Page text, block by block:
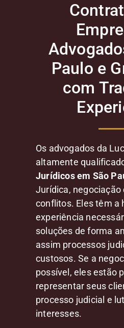
Paulo e
com
Os advogados da
altamente
Jurídicos em São
Jurídica, negociação
conflitos. Eles têm a
experiência
soluções de forma
assim processos
custosos. Se a
possível, eles estão
representar seus
processo judicial e
interesses.